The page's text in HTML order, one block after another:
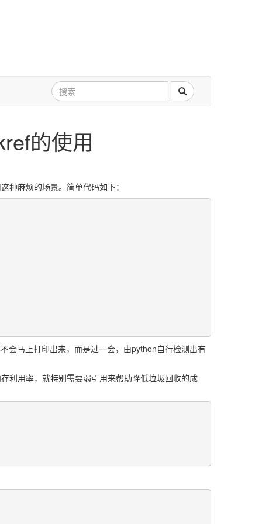
的使用
种麻烦的场景。简单代码如下：
会马上打印出来，而是过一会，由python自行检测出有
利用率，就特别需要弱引用来帮助降低垃圾回收的成